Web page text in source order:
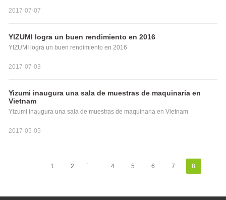
2017-07-07
YIZUMI logra un buen rendimiento en 2016
YIZUMI logra un buen rendimiento en 2016
2017-07-03
Yizumi inaugura una sala de muestras de maquinaria en
Vietnam
Yizumi inaugura una sala de muestras de maquinaria en Vietnam
2017-05-05
1 2
...
4 5 6 7 8